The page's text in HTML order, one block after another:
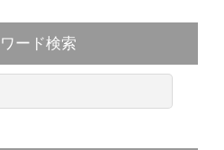
ード検索